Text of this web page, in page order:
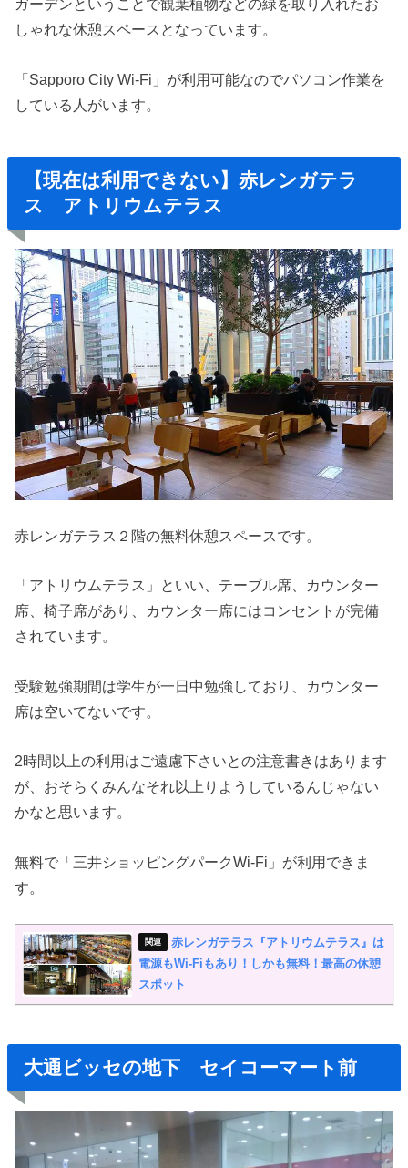
ガーデンということで観葉植物などの緑を取り入れたお
しゃれな休憩スペースとなっています。
「Sapporo City Wi-Fi」が利用可能なのでパソコン作業を
している人がいます。
【現在は利用できない】赤レンガテラ
ス アトリウムテラス
赤レンガテラス２階の無料休憩スペースです。
「アトリウムテラス」といい、テーブル席、カウンター
席、椅子席があり、カウンター席にはコンセントが完備
されています。
受験勉強期間は学生が一日中勉強しており、カウンター
席は空いてないです。
2時間以上の利用はご遠慮下さいとの注意書きはあります
が、おそらくみんなそれ以上りようしているんじゃない
かなと思います。
無料で「三井ショッピングパークWi-Fi」が利用できま
す。
赤レンガテラス『アトリウムテラス』は
電源もWi-Fiもあり！しかも無料！最高の休憩
スポット
大通ビッセの地下 セイコーマート前